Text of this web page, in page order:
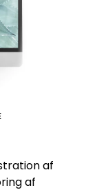
af
af